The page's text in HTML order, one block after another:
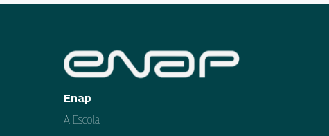
Enap
A Escola